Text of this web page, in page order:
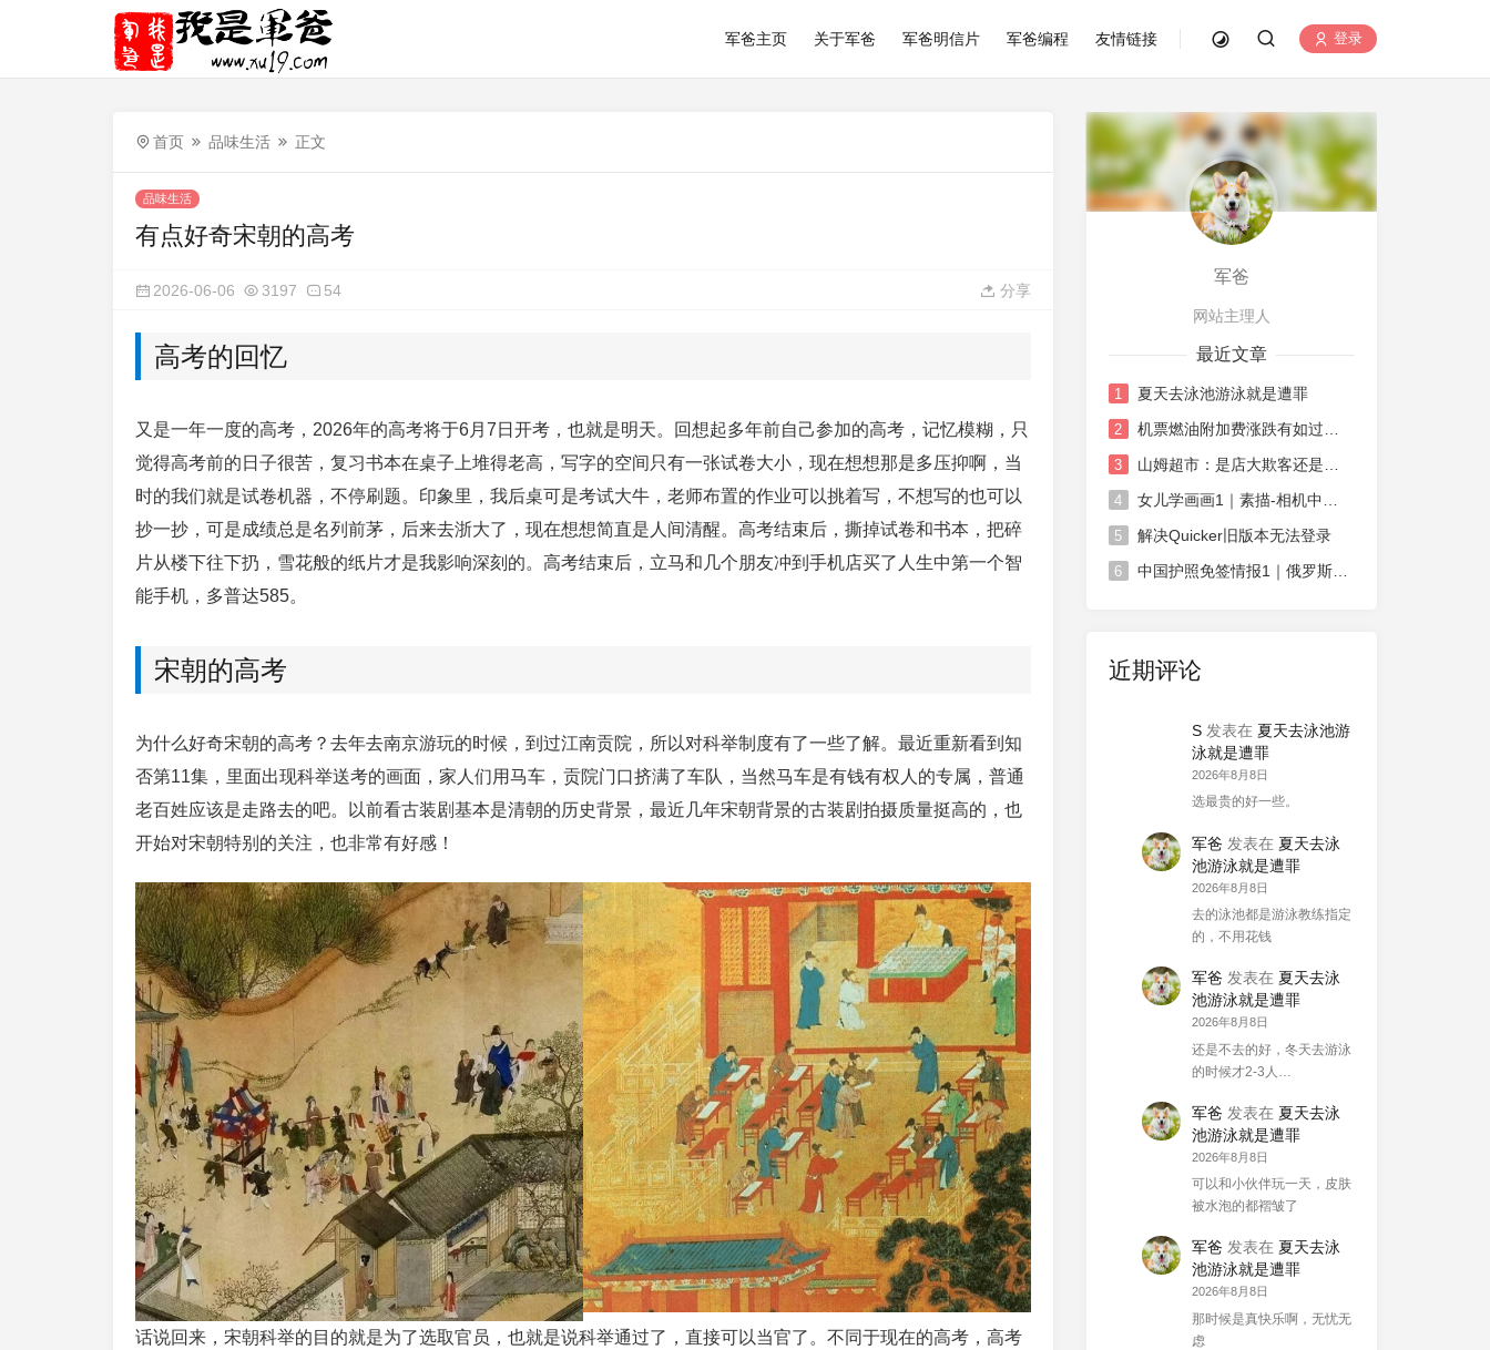
军爸主页 关于军爸 军爸明信片 军爸编程 友情链接 登录
首页 品味生活 正文
品味生活
有点好奇宋朝的高考
2026-06-06 3197 54 分享
高考的回忆
又是一年一度的高考，2026年的高考将于6月7日开考，也就是明天。回想起多年前自己参加的高考，记忆模糊，只
觉得高考前的日子很苦，复习书本在桌子上堆得老高，写字的空间只有一张试卷大小，现在想想那是多压抑啊，当
时的我们就是试卷机器，不停刷题。印象里，我后桌可是考试大牛，老师布置的作业可以挑着写，不想写的也可以
抄一抄，可是成绩总是名列前茅，后来去浙大了，现在想想简直是人间清醒。高考结束后，撕掉试卷和书本，把碎
片从楼下往下扔，雪花般的纸片才是我影响深刻的。高考结束后，立马和几个朋友冲到手机店买了人生中第一个智
能手机，多普达585。
宋朝的高考
为什么好奇宋朝的高考？去年去南京游玩的时候，到过江南贡院，所以对科举制度有了一些了解。最近重新看到知
否第11集，里面出现科举送考的画面，家人们用马车，贡院门口挤满了车队，当然马车是有钱有权人的专属，普通
老百姓应该是走路去的吧。以前看古装剧基本是清朝的历史背景，最近几年宋朝背景的古装剧拍摄质量挺高的，也
开始对宋朝特别的关注，也非常有好感！
话说回来，宋朝科举的目的就是为了选取官员，也就是说科举通过了，直接可以当官了。不同于现在的高考，高考
军爸
网站主理人
最近文章
1 夏天去泳池游泳就是遭罪
2
3
4
5 解决Quicker旧版本无法登录
6 中国护照免签情报1｜俄罗斯对中国免签政策延长
近期评论
S 发表在 夏天去泳池游
泳就是遭罪
2026年8月8日
选最贵的好一些。
军爸 发表在 夏天去泳
池游泳就是遭罪
2026年8月8日
去的泳池都是游泳教练指定
的，不用花钱
军爸 发表在 夏天去泳
池游泳就是遭罪
2026年8月8日
还是不去的好，冬天去游泳
的时候才2-3人…
军爸 发表在 夏天去泳
池游泳就是遭罪
2026年8月8日
可以和小伙伴玩一天，皮肤
被水泡的都褶皱了
军爸 发表在 夏天去泳
池游泳就是遭罪
2026年8月8日
那时候是真快乐啊，无忧无
虑